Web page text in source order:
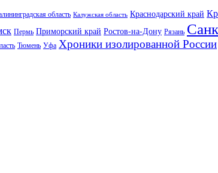
область Калужская область Краснодарский край
Пермь Приморский край Ростов-на-Дону Рязань
Тюмень Уфа Хроники изолированной России